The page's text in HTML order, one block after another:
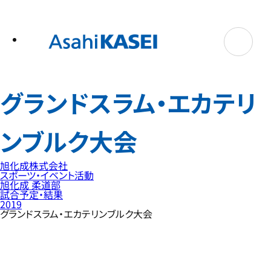
グランドスラム・エカテリ
ンブルク大会
旭化成株式会社
スポーツ・イベント活動
旭化成 柔道部
試合予定・結果
2019
グランドスラム・エカテリンブルク大会